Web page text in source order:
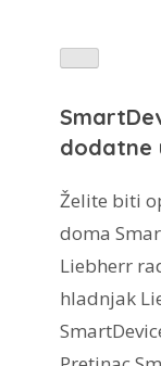
dodatne
Želite biti
doma
Liebherr
hladnjak